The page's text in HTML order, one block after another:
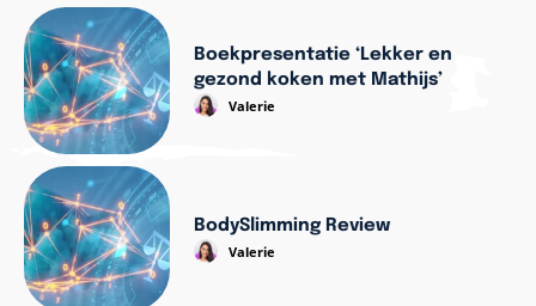
Boekpresentatie ‘Lekker en
gezond koken met Mathijs’
Valerie
BodySlimming Review
Valerie